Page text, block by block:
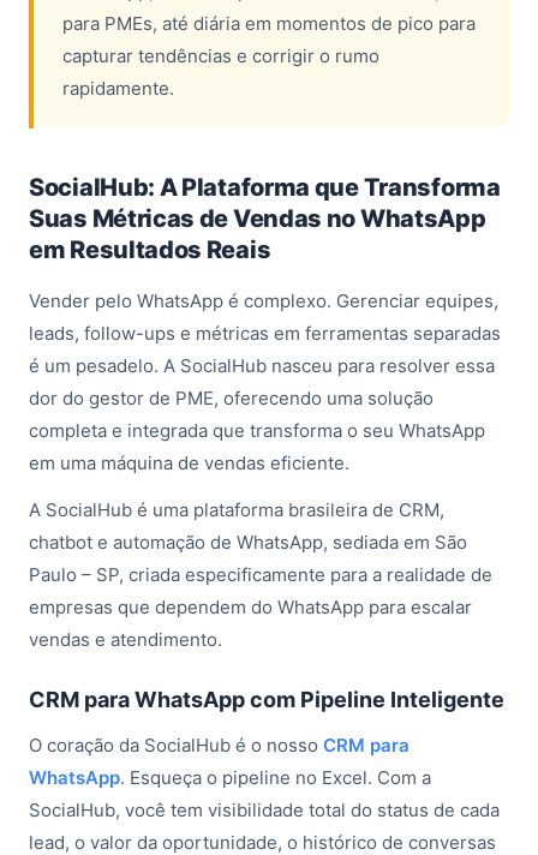
para PMEs, até diária em momentos de pico para
capturar tendências e corrigir o rumo
rapidamente.
SocialHub: A Plataforma que Transforma
Suas Métricas de Vendas no WhatsApp
em Resultados Reais
Vender pelo WhatsApp é complexo. Gerenciar equipes,
leads, follow-ups e métricas em ferramentas separadas
é um pesadelo. A SocialHub nasceu para resolver essa
dor do gestor de PME, oferecendo uma solução
completa e integrada que transforma o seu WhatsApp
em uma máquina de vendas eficiente.
A SocialHub é uma plataforma brasileira de CRM,
chatbot e automação de WhatsApp, sediada em São
Paulo – SP, criada especificamente para a realidade de
empresas que dependem do WhatsApp para escalar
vendas e atendimento.
CRM para WhatsApp com Pipeline Inteligente
O coração da SocialHub é o nosso CRM para
WhatsApp. Esqueça o pipeline no Excel. Com a
SocialHub, você tem visibilidade total do status de cada
lead, o valor da oportunidade, o histórico de conversas